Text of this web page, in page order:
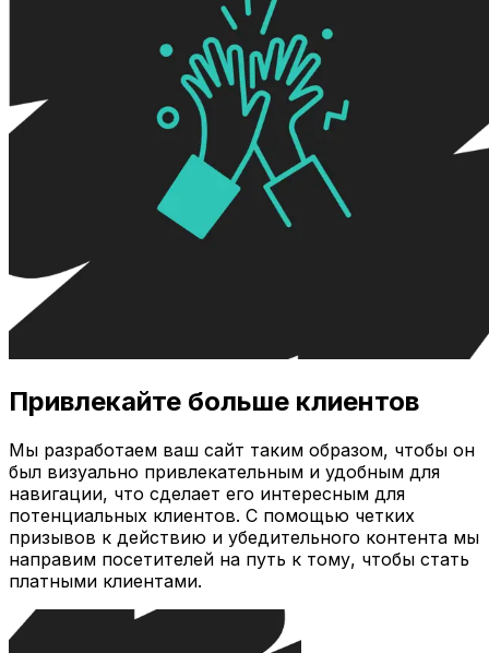
Привлекайте больше клиентов
Мы разработаем ваш сайт таким образом, чтобы он
был визуально привлекательным и удобным для
навигации, что сделает его интересным для
потенциальных клиентов. С помощью четких
призывов к действию и убедительного контента мы
направим посетителей на путь к тому, чтобы стать
платными клиентами.